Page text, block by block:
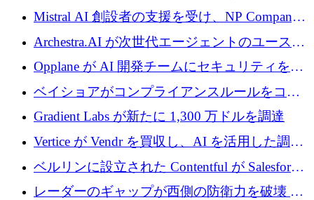
億ドルの評価額で1億5,000万ドルのシリーズD
Mistral AI 創設者の支援を受け、NP Company
がエンジニアリング向け AI を推進するために
600 万ユーロのプレシードを確保
Archestra.AI が次世代エージェントのユースケ
ースを実現するために 1,000 万ドルを調達
Opplane が AI 開発チームにセキュリティをも
たらすために 450 万ユーロを調達
ベイショアがコンプライアンスルールをコー
ド化するために800万ドルを調達
Gradient Labs が新たに 1,300 万ドルを調達
Vertice が Vendr を買収し、AI を活用した調達
インテリジェンス プラットフォームを構築
ベルリンに設立された Contentful が Salesforce
に買収される
レーダーのギャップが西側の防衛力を破壊 —